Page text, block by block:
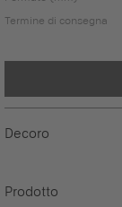
Termine di consegna
Decoro
Prodotto